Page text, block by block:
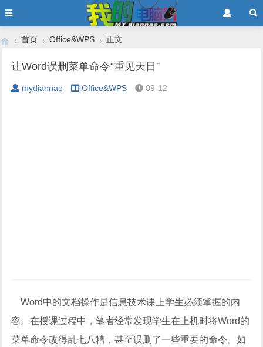
›
首页
›
Office&WPS
›
正文
让Word误删菜单命令“重见天日”
mydiannao Office&WPS 09-12
Word中的文档操作是信息技术课上学生必须掌握的内
容。在授课过程中，笔者经常发现学生在上机时将Word的
菜单命令改得乱七八糟，甚至误删了一些重要的命令。如